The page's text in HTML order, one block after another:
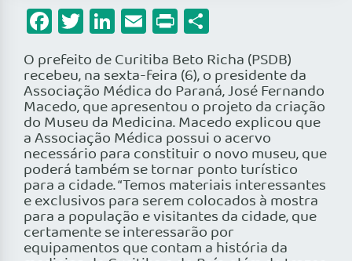
Facebook
Twitter
LinkedIn
Email
Print
O prefeito de Curitiba Beto Richa (PSDB)
recebeu, na sexta-feira (6), o presidente da
Associação Médica do Paraná, José Fernando
Macedo, que apresentou o projeto da criação
do Museu da Medicina. Macedo explicou que
a Associação Médica possui o acervo
necessário para constituir o novo museu, que
poderá também se tornar ponto turístico
para a cidade. “Temos materiais interessantes
e exclusivos para serem colocados à mostra
para a população e visitantes da cidade, que
certamente se interessarão por
equipamentos que contam a história da